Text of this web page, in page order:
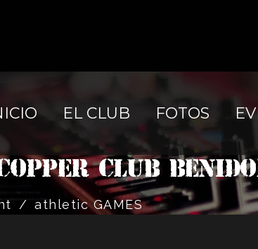
EL CLUB FOTOS
Club
/ athletic GAMES